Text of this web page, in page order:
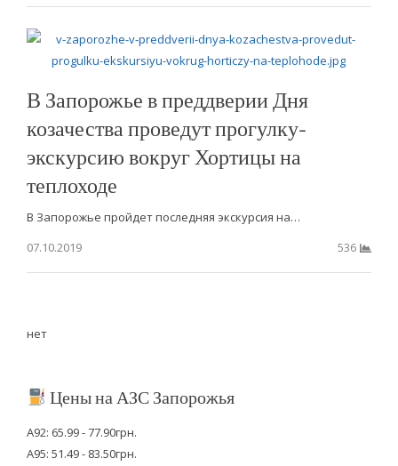
В Запорожье в преддверии Дня
козачества проведут прогулку-
экскурсию вокруг Хортицы на
теплоходе
В Запорожье пройдет последняя экскурсия на…
07.10.2019
536
нет
Цены на АЗС Запорожья
А92: 65.99 - 77.90грн.
А95: 51.49 - 83.50грн.